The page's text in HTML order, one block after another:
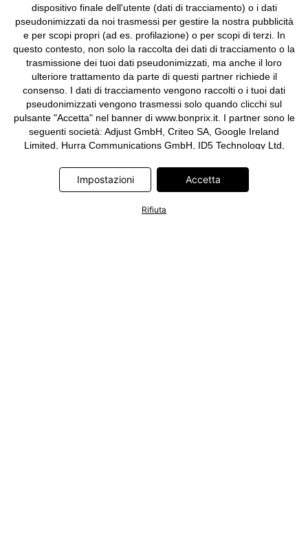
dispositivo finale dell'utente (dati di tracciamento) o i dati
pseudonimizzati da noi trasmessi per gestire la nostra pubblicità
e per scopi propri (ad es. profilazione) o per scopi di terzi. In
questo contesto, non solo la raccolta dei dati di tracciamento o la
trasmissione dei tuoi dati pseudonimizzati, ma anche il loro
ulteriore trattamento da parte di questi partner richiede il
consenso. I dati di tracciamento vengono raccolti o i tuoi dati
pseudonimizzati vengono trasmessi solo quando clicchi sul
pulsante "Accetta" nel banner di www.bonprix.it. I partner sono le
seguenti società: Adjust GmbH, Criteo SA, Google Ireland
Limited, Hurra Communications GmbH, ID5 Technology Ltd,
Limited, Pinterest Europe Limited, RTB-House GmbH, TikTok
Information Technologies UK Limited. Ulteriori informazioni sul
informativa privacy e cookie
Impostazioni Accetta
Rifiuta